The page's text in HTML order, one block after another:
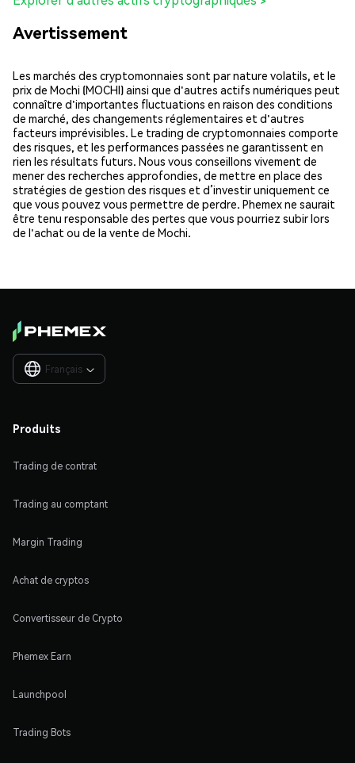
Avertissement
Les marchés des cryptomonnaies sont par nature volatils, et le
prix de Mochi (MOCHI) ainsi que d'autres actifs numériques peut
connaître d'importantes fluctuations en raison des conditions
de marché, des changements réglementaires et d'autres
facteurs imprévisibles. Le trading de cryptomonnaies comporte
des risques, et les performances passées ne garantissent en
rien les résultats futurs. Nous vous conseillons vivement de
mener des recherches approfondies, de mettre en place des
stratégies de gestion des risques et d’investir uniquement ce
que vous pouvez vous permettre de perdre. Phemex ne saurait
être tenu responsable des pertes que vous pourriez subir lors
de l'achat ou de la vente de Mochi.
Français 
Produits
Trading de contrat
Trading au comptant
Margin Trading
Achat de cryptos
Convertisseur de Crypto
Phemex Earn
Launchpool
Trading Bots